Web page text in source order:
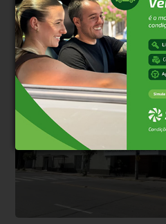
Waldez Góes acompanhou a
contenção e recebeu solicitações
afetadas pelas cheias do Rio Taquari